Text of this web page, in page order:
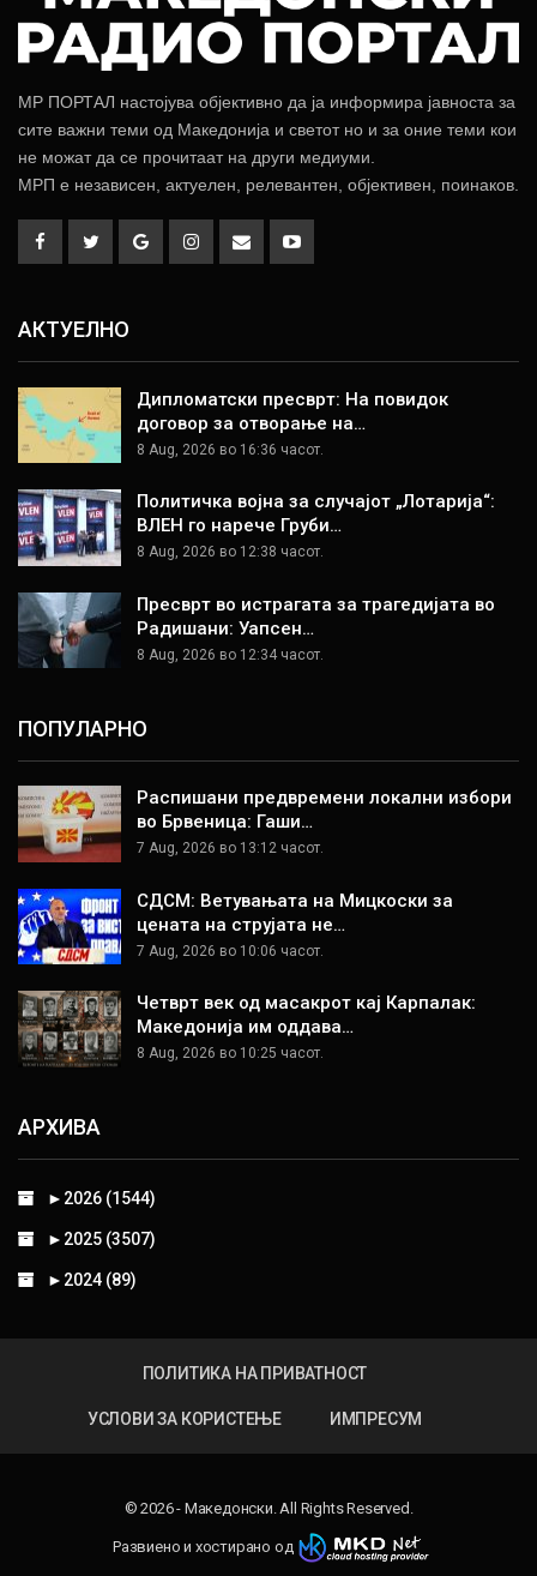
МР ПОРТАЛ настојува објективно да ја информира јавноста за
сите важни теми од Македонија и светот но и за оние теми кои
не можат да се прочитаат на други медиуми.
МРП е независен, актуелен, релевантен, објективен, поинаков.
АКТУЕЛНО
Дипломатски пресврт: На повидок
договор за отворање на…
8 Aug, 2026 во 16:36 часот.
Политичка војна за случајот „Лотарија“:
ВЛЕН го нарече Груби…
8 Aug, 2026 во 12:38 часот.
Пресврт во истрагата за трагедијата во
Радишани: Уапсен…
8 Aug, 2026 во 12:34 часот.
ПОПУЛАРНО
Распишани предвремени локални избори
во Брвеница: Гаши…
7 Aug, 2026 во 13:12 часот.
СДСМ: Ветувањата на Мицкоски за
цената на струјата не…
7 Aug, 2026 во 10:06 часот.
Четврт век од масакрот кај Карпалак:
Македонија им оддава…
8 Aug, 2026 во 10:25 часот.
АРХИВА
► 2026 (1544)
► 2025 (3507)
► 2024 (89)
ПОЛИТИКА НА ПРИВАТНОСТ
УСЛОВИ ЗА КОРИСТЕЊЕ ИМПРЕСУМ
© 2026 - Македонски. All Rights Reserved.
Развиено и хостирано од